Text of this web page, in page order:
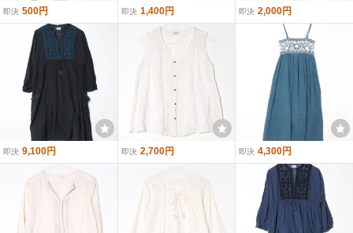
即決 500円 即決 1,400円 即決 2,000円
即決 9,100円 即決 2,700円 即決 4,300円